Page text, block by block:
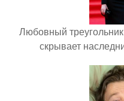
Любовный
скрывает